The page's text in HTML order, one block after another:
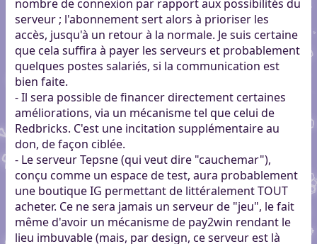
nombre de connexion par rapport aux possibilités du
serveur ; l'abonnement sert alors à prioriser les
accès, jusqu'à un retour à la normale. Je suis certaine
que cela suffira à payer les serveurs et probablement
quelques postes salariés, si la communication est
bien faite.
- Il sera possible de financer directement certaines
améliorations, via un mécanisme tel que celui de
Redbricks. C'est une incitation supplémentaire au
don, de façon ciblée.
- Le serveur Tepsne (qui veut dire "cauchemar"),
conçu comme un espace de test, aura probablement
une boutique IG permettant de littéralement TOUT
acheter. Ce ne sera jamais un serveur de "jeu", le fait
même d'avoir un mécanisme de pay2win rendant le
lieu imbuvable (mais, par design, ce serveur est là